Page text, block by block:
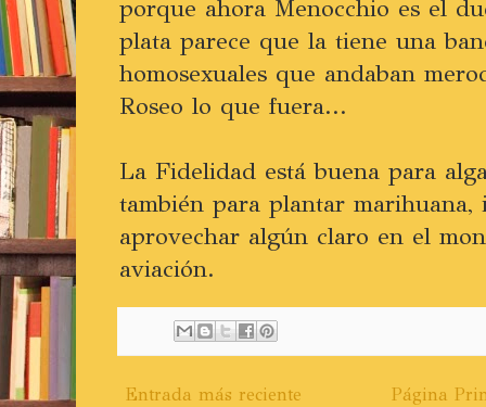
porque ahora Menocchio es el
plata parece que la tiene una
homosexuales que andaban
Roseo lo que fuera...
La Fidelidad está buena para
también para plantar marihuana,
aprovechar algún claro en el
aviación.
Entrada más reciente Página